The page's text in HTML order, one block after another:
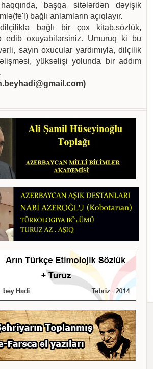
başqa sitələrdən dəyişik
bağlı anlamların açıqlayır.
bağlı bir çox kitab,sözlük,
edib oxuyabilərsiniz. Umuruq ki bu
sayın oxucular yardımıyla, dilçilik
yüksəlişi yolunda bir addım
)